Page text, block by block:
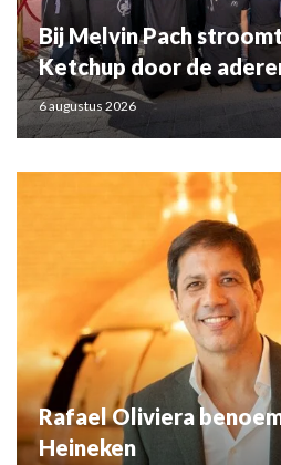
Bij Melvin Pach
Ketchup door de
6 augustus 2026
Rafael Oliviera
Heineken